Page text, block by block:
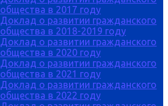
общества в 2017 году
Доклад о развитии гражданского
общества в 2018-2019 году
Доклад о развитии гражданского
общества в 2020 году
Доклад о развитии гражданского
общества в 2021 году
Доклад о развитии гражданского
общества в 2022 году